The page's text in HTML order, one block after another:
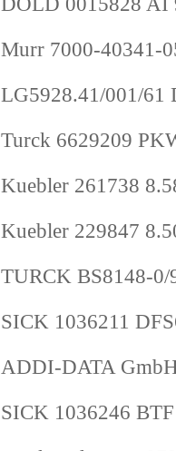
Murr 7000-40341-
LG5928.41/001/61
Turck 6629209
Kuebler 261738
Kuebler 229847
TURCK BS8148-0/
SICK 1036211
ADDI-DATA
SICK 1036246